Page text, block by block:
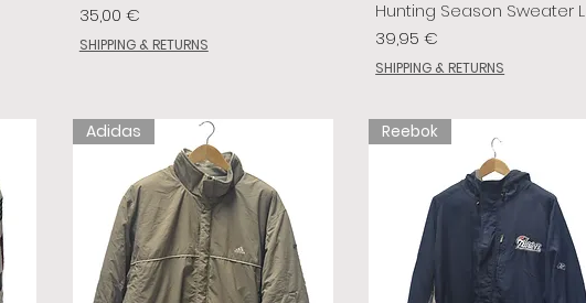
Prix
35,00 €
SHIPPING & RETURNS
Hunting Season Sweater L
Prix
39,95 €
SHIPPING & RETURNS
Adidas Reebok